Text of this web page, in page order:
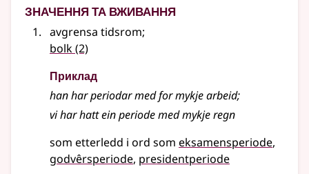
Значення та вживання
avgrensa tidsrom;
bolk(2)
Приклад
han har periodar med for mykje arbeid;
vi har hatt ein periode med mykje regn
som etterledd i ord som eksamensperiode
godvêrsperiode presidentperiode